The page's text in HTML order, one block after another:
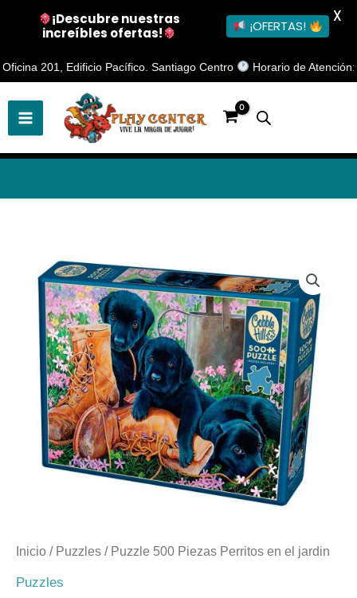
201, Edificio Pacífico. Santiago Centro Horario de Atención:
Ir
al
contenido
Inicio / Puzzles / Puzzle 500 Piezas Perritos en el jardin
Puzzles
Puzzle
Piezas
Perritos
jardin
cantidad
¡Descubre nuestras
increíbles ofertas!
¡OFERTAS!
X